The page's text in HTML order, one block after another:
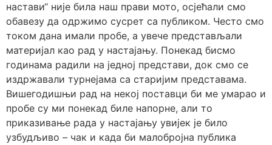
настави“ није била наш прави мото, осјећали смо
обавезу да одржимо сусрет са публиком. Често смо
током дана имали пробе, а увече представљали
материјал као рад у настајању. Понекад бисмо
годинама радили на једној представи, док смо се
издржавали турнејама са старијим представама.
Вишегодишњи рад на некој поставци би ме умарао и
пробе су ми понекад биле напорне, али то
приказивање рада у настајању увијек је било
узбудљиво – чак и када би малобројна публика